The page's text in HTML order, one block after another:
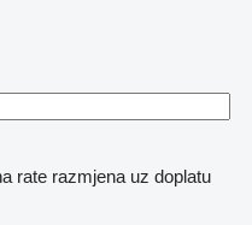
rate razmjena uz doplatu